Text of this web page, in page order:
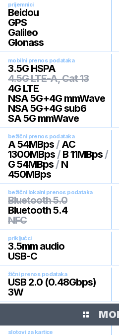
prijemnici
Beidou
GPS
Galileo
Glonass
mobilni prenos podataka
3.5G HSPA
4.5G LTE-A, Cat 13
4G LTE
NSA 5G+4G mmWave
NSA 5G+4G sub6
SA 5G mmWave
bežični prenos podataka
A 54MBps / AC
1300MBps / B 11MBps /
G 54MBps / N
450MBps
bežični lokalni prenos podataka
Bluetooth 5.0
Bluetooth 5.4
NFC
priključci
3.5mm audio
USB-C
žični prenos podataka
USB 2.0 (0.48Gbps)
3W
slotovi za kartice